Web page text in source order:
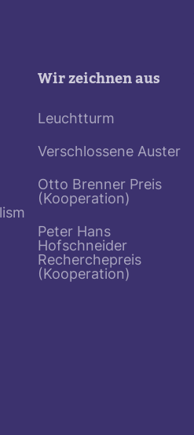
Wir zeichnen aus
Leuchtturm
Verschlossene Auster
Otto Brenner Preis
(Kooperation)
Peter Hans
Hofschneider
Recherchepreis
(Kooperation)